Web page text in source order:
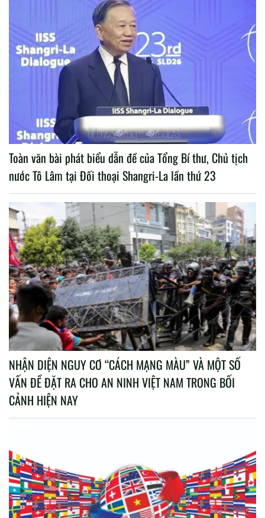
Toàn văn bài phát biểu dẫn đề của Tổng Bí thư, Chủ tịch
nước Tô Lâm tại Đối thoại Shangri-La lần thứ 23
NHẬN DIỆN NGUY CƠ “CÁCH MẠNG MÀU” VÀ MỘT SỐ
VẤN ĐỀ ĐẶT RA CHO AN NINH VIỆT NAM TRONG BỐI
CẢNH HIỆN NAY